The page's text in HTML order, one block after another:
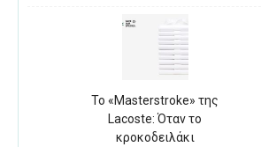
Το «Masterstroke» της
Lacoste: Όταν το
κροκοδειλάκι